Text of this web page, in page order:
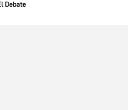
Debate